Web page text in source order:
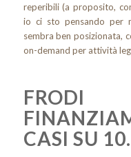
reperibili (a proposito,
io ci sto pensando per
sembra ben posizionata,
on-demand per attività
CASI SU 10.